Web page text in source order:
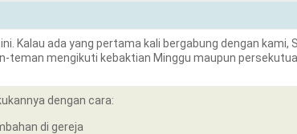
Kalau ada yang pertama kali bergabung dengan
teman mengikuti kebaktian Minggu maupun
dengan cara:
di gereja